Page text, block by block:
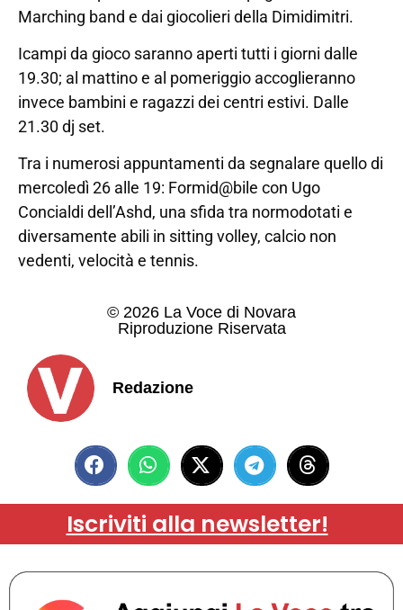
Marching band e dai giocolieri della Dimidimitri.
Icampi da gioco saranno aperti tutti i giorni dalle
19.30; al mattino e al pomeriggio accoglieranno
invece bambini e ragazzi dei centri estivi. Dalle
21.30 dj set.
Tra i numerosi appuntamenti da segnalare quello di
mercoledì 26 alle 19: Formid@bile con Ugo
Concialdi dell’Ashd, una sfida tra normodotati e
diversamente abili in sitting volley, calcio non
vedenti, velocità e tennis.
© 2026 La Voce di Novara
Riproduzione Riservata
Redazione
Iscriviti alla newsletter!